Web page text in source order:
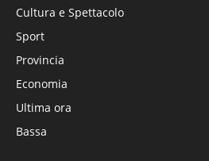
Cultura e Spettacolo
Sport
Provincia
Economia
Ultima ora
Bassa